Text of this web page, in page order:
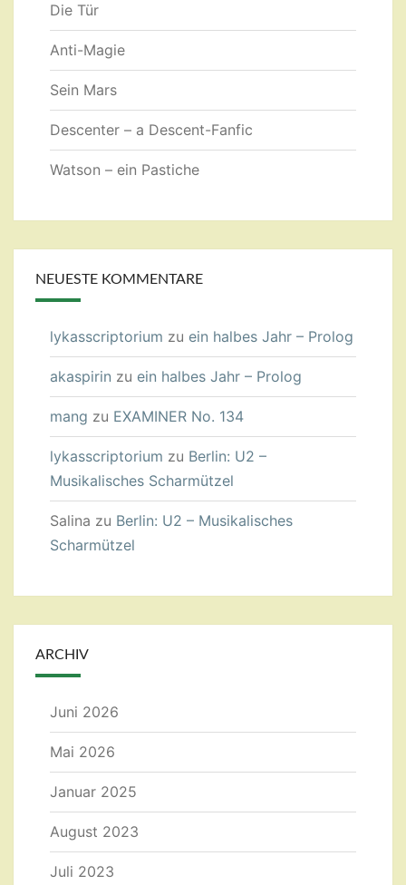
Die Tür
Anti-Magie
Sein Mars
Descenter – a Descent-Fanfic
Watson – ein Pastiche
NEUESTE KOMMENTARE
lykasscriptorium zu ein halbes Jahr – Prolog
akaspirin zu ein halbes Jahr – Prolog
mang zu EXAMINER No. 134
lykasscriptorium zu Berlin: U2 –
Musikalisches Scharmützel
Salina zu Berlin: U2 – Musikalisches
Scharmützel
ARCHIV
Juni 2026
Mai 2026
Januar 2025
August 2023
Juli 2023